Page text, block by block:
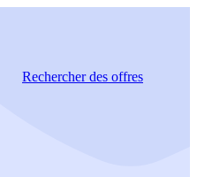
Rechercherdes offres